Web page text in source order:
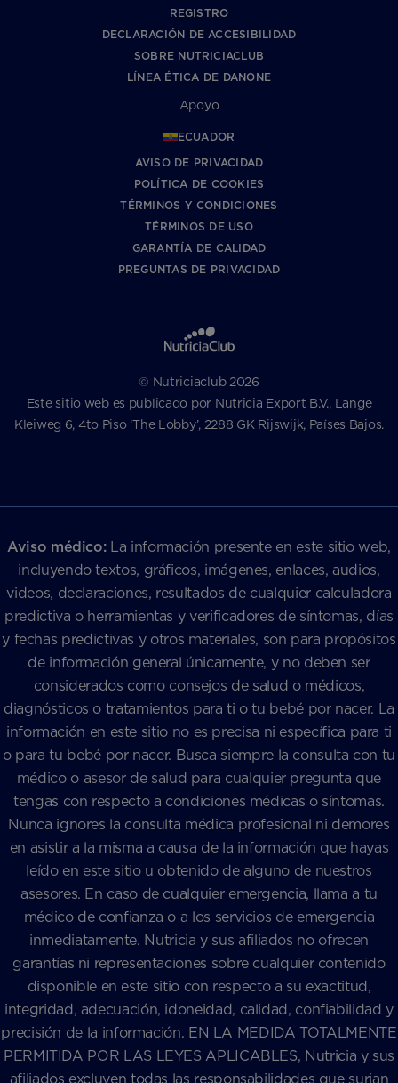
REGISTRO
DECLARACIÓN DE ACCESIBILIDAD
SOBRE NUTRICIACLUB
LÍNEA ÉTICA DE DANONE
Apoyo
ECUADOR
AVISO DE PRIVACIDAD
POLÍTICA DE COOKIES
TÉRMINOS Y CONDICIONES
TÉRMINOS DE USO
GARANTÍA DE CALIDAD
PREGUNTAS DE PRIVACIDAD
© Nutriciaclub 2026
Este sitio web es publicado por Nutricia Export B.V., Lange
Kleiweg 6, 4to Piso ‘The Lobby’, 2288 GK Rijswijk, Países Bajos.
Aviso médico:La información presente en este sitio web,
incluyendo textos, gráficos, imágenes, enlaces, audios,
videos, declaraciones, resultados de cualquier calculadora
predictiva o herramientas y verificadores de síntomas, días
y fechas predictivas y otros materiales, son para propósitos
de información general únicamente, y no deben ser
considerados como consejos de salud o médicos,
diagnósticos o tratamientos para ti o tu bebé por nacer. La
información en este sitio no es precisa ni específica para ti
o para tu bebé por nacer. Busca siempre la consulta con tu
médico o asesor de salud para cualquier pregunta que
tengas con respecto a condiciones médicas o síntomas.
Nunca ignores la consulta médica profesional ni demores
en asistir a la misma a causa de la información que hayas
leído en este sitio u obtenido de alguno de nuestros
asesores. En caso de cualquier emergencia, llama a tu
médico de confianza o a los servicios de emergencia
inmediatamente. Nutricia y sus afiliados no ofrecen
garantías ni representaciones sobre cualquier contenido
disponible en este sitio con respecto a su exactitud,
integridad, adecuación, idoneidad, calidad, confiabilidad y
precisión de la información. EN LA MEDIDA TOTALMENTE
PERMITIDA POR LAS LEYES APLICABLES, Nutricia y sus
afiliados excluyen todas las responsabilidades que surjan